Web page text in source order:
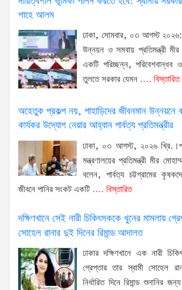
শাহে আলম
ঢাকা, সোমবার, ০৩ আগস্ট
উন্নয়ন ও সমবায় প্রতিমন্ত্রী
একটি পরিচ্ছন্ন, পরিবেশবান্ধব
তুলতে সরকার যেমন .... বিস্তারিত
অহেতুক প্রকল্প নয়, পাহাড়িদের জীবনমান উন্নয়নে
কার্যকর উদ্যোগ নেয়ার আহ্বান পার্বত্য প্রতিমন্ত্রীর
ঢাকা, ০৩ আগস্ট, ২০২৬
মন্ত্রণালয়ের প্রতিমন্ত্রী মীর
বলেন, পার্বত্য চট্টগ্রামের
জীবনে পানির সংকট একটি .... বিস্তারিত
দক্ষিণখানে সেই নারী চিকিৎসককে খুনের মামলায়
সোহেল রানার দুই দিনের রিমান্ড আদালত
ঢাকার দক্ষিণখানে এক নারী
গ্রেপ্তার তার স্বামী সোহেল
নির্ধারিত দিনে রিমান্ড শুনানির